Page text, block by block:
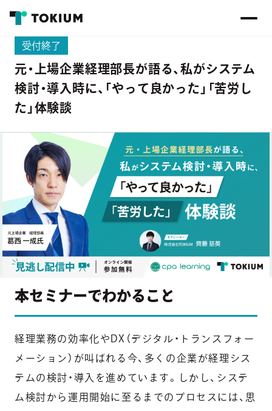
受付終了
元・上場企業経理部長が語る、私がシステム
検討・導入時に、「やって良かった」「苦労し
た」体験談
本セミナーでわかること
経理業務の効率化やDX（デジタル・トランスフォー
メーション）が叫ばれる今、多くの企業が経理シス
テムの検討・導入を進めています。しかし、システ
ム検討から運用開始に至るまでのプロセスには、思